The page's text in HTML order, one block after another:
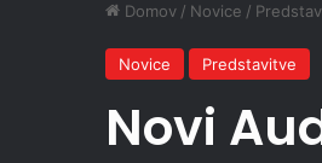
Domov / Novice /
Novice Predstavitve
Novi